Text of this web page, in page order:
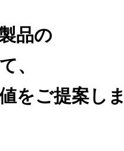
品の
、
をご提案しま